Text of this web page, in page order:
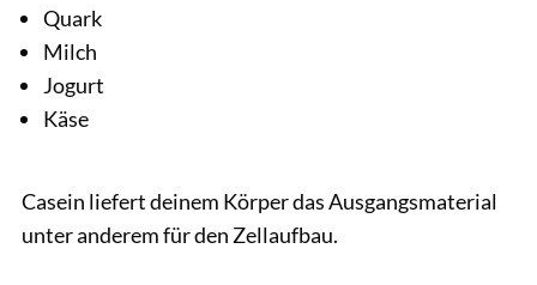
Quark
Milch
Jogurt
Käse
Casein liefert deinem Körper das Ausgangsmaterial
unter anderem für den Zellaufbau.